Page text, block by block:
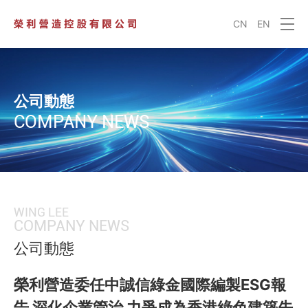
CN EN
公司動態
COMPANY NEWS
WING LEE
COMPANY NEWS
公司動態
榮利營造委任中誠信綠金國際編製ESG報